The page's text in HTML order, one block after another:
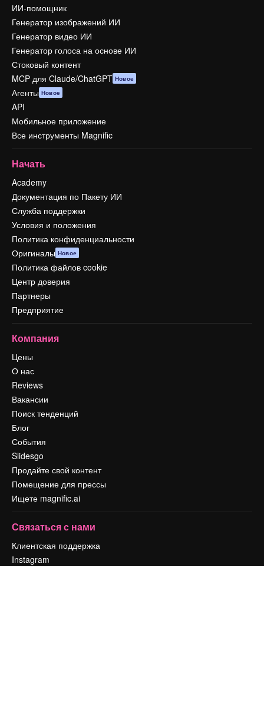
ИИ-помощник
Генератор изображений ИИ
Генератор видео ИИ
Генератор голоса на основе ИИ
Стоковый контент
MCP для Claude/ChatGPT Новое
Агенты Новое
API
Мобильное приложение
Все инструменты Magnific
Начать
Academy
Документация по Пакету ИИ
Служба поддержки
Условия и положения
Политика конфиденциальности
Оригиналы Новое
Политика файлов cookie
Центр доверия
Партнеры
Предприятие
Компания
Цены
О нас
Reviews
Вакансии
Поиск тенденций
Блог
События
Slidesgo
Продайте свой контент
Помещение для прессы
Ищете magnific.ai
Связаться с нами
Клиентская поддержка
Instagram